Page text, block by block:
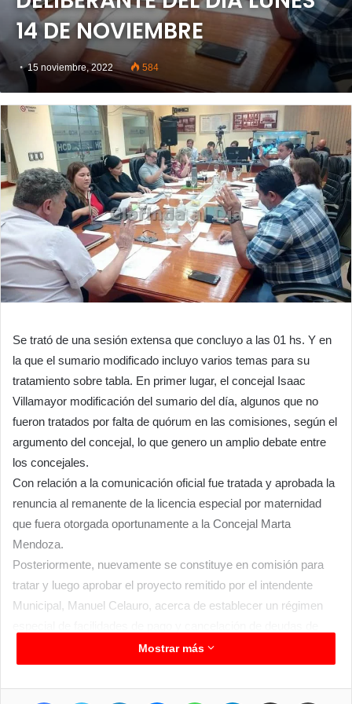
14 DE NOVIEMBRE
15 noviembre, 2022 584
Se trató de una sesión extensa que concluyo a las 01 hs. Y en
la que el sumario modificado incluyo varios temas para su
tratamiento sobre tabla. En primer lugar, el concejal Isaac
Villamayor modificación del sumario del día, algunos que no
fueron tratados por falta de quórum en las comisiones, según el
argumento del concejal, lo que genero un amplio debate entre
los concejales.
Con relación a la comunicación oficial fue tratada y aprobada la
renuncia al remanente de la licencia especial por maternidad
que fuera otorgada oportunamente a la Concejal Marta
Mendoza.
Posteriormente, nuevamente se constituye en comisión para
tratar y luego aprobar el proyecto remitido por el intendente
Municipal, Manuel Celauro, acerca de establecer un régimen
carácter excepcional y modificación del código tributario
municipal que quedo en 170 pesos por cada UT. En tanto la
facilidad de pago regirá desde el 1 de diciembre hasta el 31 de
Mostrar más
Facebook Twitter LinkedIn MessengerWhatsApp Telegram Compartir por correo electrónico